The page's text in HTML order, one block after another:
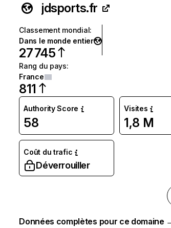
jdsports.fr
Classement mondial:
Dans le monde entier
27 745
Rang du pays:
France
811
Authority Score
58
Visites
1,8 M
Coût du trafic
Déverrouiller
Données complètes pour ce domaine